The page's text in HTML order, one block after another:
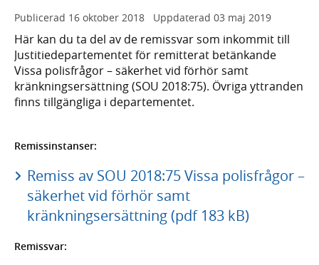
Publicerad 16 oktober 2018 Uppdaterad 03 maj 2019
Här kan du ta del av de remissvar som inkommit till
Justitiedepartementet för remitterat betänkande
Vissa polisfrågor – säkerhet vid förhör samt
kränkningsersättning (SOU 2018:75). Övriga yttranden
finns tillgängliga i departementet.
Remissinstanser:
Remiss av SOU 2018:75 Vissa polisfrågor –
säkerhet vid förhör samt
kränkningsersättning (pdf 183 kB)
Remissvar: